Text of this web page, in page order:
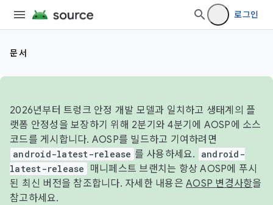
로그인
문서
2026년부터 트렁크 안정 개발 모델과 일치하고 생태계의 플
랫폼 안정성을 보장하기 위해 2분기와 4분기에 AOSP에 소스
코드를 게시합니다. AOSP를 빌드하고 기여하려면
android-latest-release 를 사용하세요.
android-
latest-release
매니페스트 브랜치는 항상 AOSP에 푸시
된 최신 버전을 참조합니다. 자세한 내용은 AOSP 변경사항을
참고하세요.